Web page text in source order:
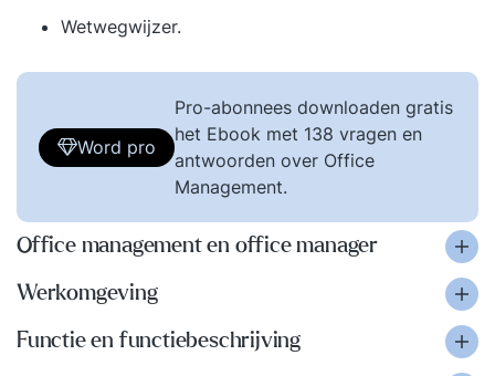
Wetwegwijzer.
Word pro
Pro-abonnees downloaden gratis
het Ebook met 138 vragen en
antwoorden over Office
Management.
Office management en office manager
Werkomgeving
Functie en functiebeschrijving